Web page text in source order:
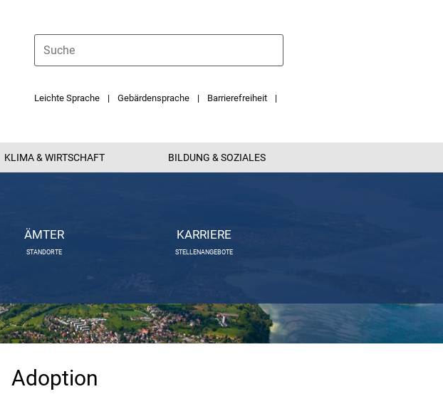
Leichte Sprache Gebärdensprache Barrierefreiheit
KLIMA & WIRTSCHAFT BILDUNG & SOZIALES
ÄMTER
STANDORTE
KARRIERE
STELLENANGEBOTE
Adoption